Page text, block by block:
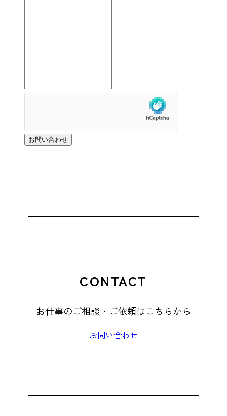
お問い合わせ
CONTACT
お仕事のご相談・ご依頼はこちらから
お問い合わせ